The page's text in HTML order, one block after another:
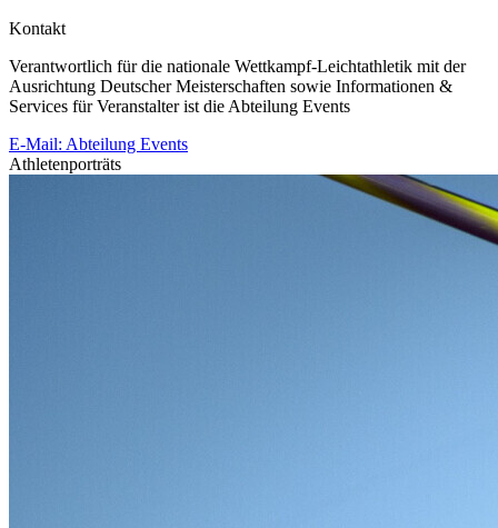
Kontakt
Verantwortlich für die nationale Wettkampf-Leichtathletik mit der
Ausrichtung Deutscher Meisterschaften sowie Informationen &
Services für Veranstalter ist die Abteilung Events
E-Mail: Abteilung Events
Athletenporträts